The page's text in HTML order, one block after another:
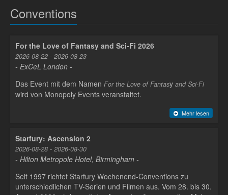
Conventions
For the Love of Fantasy and Sci-Fi 2026
2026-08-22 - 2026-08-23
- ExCeL London -
Das Event mit dem Namen For the Love of Fantasy and Sci-Fi
wird von Monopoly Events veranstaltet.
Mehr lesen
Starfury: Ascension 2
2026-08-28 - 2026-08-30
- Hilton Metropole Hotel, Birmingham -
Seit 1997 richtet Starfury Wochenend-Conventions zu
unterschiedlichen TV-Serien und Filmen aus. Vom 28. bis 30.